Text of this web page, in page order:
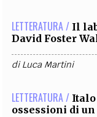
LETTERATURA / Il
David Foster
diLuca Martini
LETTERATURA /
ossessioni di